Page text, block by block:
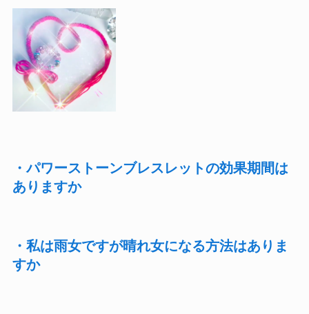
・パワーストーンブレスレットの効果期間は
ありますか
・私は雨女ですが晴れ女になる方法はありま
すか